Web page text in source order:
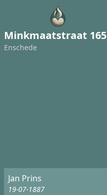
Minkmaatstraat 165
Enschede
Jan Prins
19-07-1887